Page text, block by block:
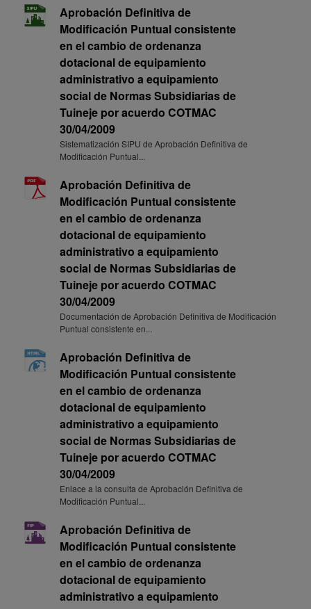
Aprobación Definitiva de
Modificación Puntual consistente
en el cambio de ordenanza
dotacional de equipamiento
administrativo a equipamiento
social de Normas Subsidiarias de
Tuineje por acuerdo COTMAC
30/04/2009
Sistematización SIPU de Aprobación Definitiva de
Modificación Puntual...
Aprobación Definitiva de
Modificación Puntual consistente
en el cambio de ordenanza
dotacional de equipamiento
administrativo a equipamiento
social de Normas Subsidiarias de
Tuineje por acuerdo COTMAC
30/04/2009
Documentación de Aprobación Definitiva de Modificación
Puntual consistente en...
Aprobación Definitiva de
Modificación Puntual consistente
en el cambio de ordenanza
dotacional de equipamiento
administrativo a equipamiento
social de Normas Subsidiarias de
Tuineje por acuerdo COTMAC
30/04/2009
Enlace a la consulta de Aprobación Definitiva de
Modificación Puntual...
Aprobación Definitiva de
Modificación Puntual consistente
en el cambio de ordenanza
dotacional de equipamiento
administrativo a equipamiento